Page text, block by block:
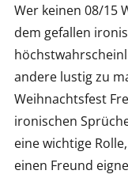
Wer keinen 08/15
dem gefallen
andere lustig zu
Weihnachtsfest
ironischen
eine wichtige
einen Freund